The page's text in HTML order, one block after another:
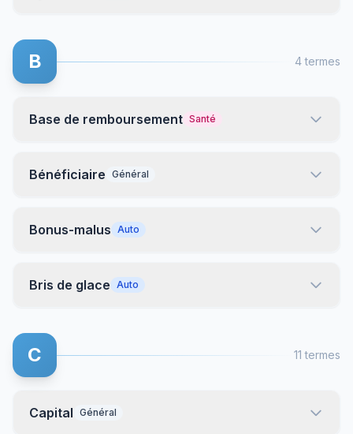
B 4 termes
Base de remboursement Santé
Bénéficiaire Général
Bonus-malus Auto
Bris de glace Auto
C 11 termes
Capital Général